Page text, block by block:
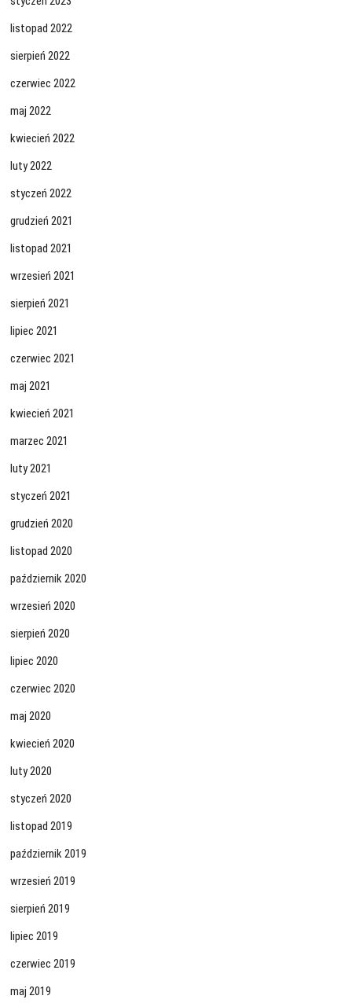
listopad 2022
sierpień 2022
czerwiec 2022
maj 2022
kwiecień 2022
luty 2022
styczeń 2022
grudzień 2021
listopad 2021
wrzesień 2021
sierpień 2021
lipiec 2021
czerwiec 2021
maj 2021
kwiecień 2021
marzec 2021
luty 2021
styczeń 2021
grudzień 2020
listopad 2020
październik 2020
wrzesień 2020
sierpień 2020
lipiec 2020
czerwiec 2020
maj 2020
kwiecień 2020
luty 2020
styczeń 2020
listopad 2019
październik 2019
wrzesień 2019
sierpień 2019
lipiec 2019
czerwiec 2019
maj 2019